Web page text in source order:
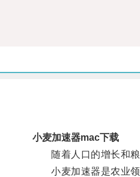
小麦加速器mac下载
随着人口的增长和粮
小麦加速器是农业领